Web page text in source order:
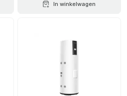
In winkelwagen